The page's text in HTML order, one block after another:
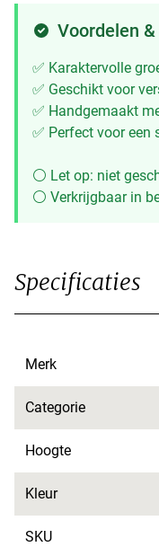
Voordelen
✅ Karaktervolle
✅ Geschikt voor
✅ Handgemaakt
✅ Perfect voor
⚪ Let op: niet
⚪ Verkrijgbaar in
Specificaties
Merk
Categorie
Hoogte
Kleur
SKU